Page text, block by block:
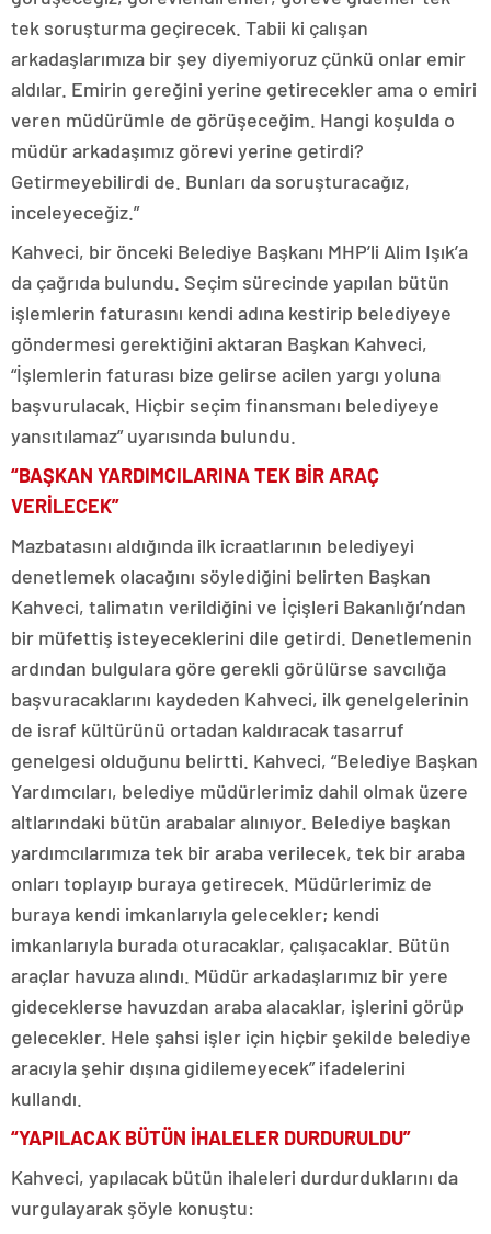
tek soruşturma geçirecek. Tabii ki çalışan
arkadaşlarımıza bir şey diyemiyoruz çünkü onlar emir
aldılar. Emirin gereğini yerine getirecekler ama o emiri
veren müdürümle de görüşeceğim. Hangi koşulda o
müdür arkadaşımız görevi yerine getirdi?
Getirmeyebilirdi de. Bunları da soruşturacağız,
inceleyeceğiz.”
Kahveci, bir önceki Belediye Başkanı MHP’li Alim Işık’a
da çağrıda bulundu. Seçim sürecinde yapılan bütün
işlemlerin faturasını kendi adına kestirip belediyeye
göndermesi gerektiğini aktaran Başkan Kahveci,
“İşlemlerin faturası bize gelirse acilen yargı yoluna
başvurulacak. Hiçbir seçim finansmanı belediyeye
yansıtılamaz” uyarısında bulundu.
“BAŞKAN YARDIMCILARINA TEK BİR ARAÇ
VERİLECEK”
Mazbatasını aldığında ilk icraatlarının belediyeyi
denetlemek olacağını söylediğini belirten Başkan
Kahveci, talimatın verildiğini ve İçişleri Bakanlığı’ndan
bir müfettiş isteyeceklerini dile getirdi. Denetlemenin
ardından bulgulara göre gerekli görülürse savcılığa
başvuracaklarını kaydeden Kahveci, ilk genelgelerinin
de israf kültürünü ortadan kaldıracak tasarruf
genelgesi olduğunu belirtti. Kahveci, “Belediye Başkan
Yardımcıları, belediye müdürlerimiz dahil olmak üzere
altlarındaki bütün arabalar alınıyor. Belediye başkan
yardımcılarımıza tek bir araba verilecek, tek bir araba
onları toplayıp buraya getirecek. Müdürlerimiz de
buraya kendi imkanlarıyla gelecekler; kendi
imkanlarıyla burada oturacaklar, çalışacaklar. Bütün
araçlar havuza alındı. Müdür arkadaşlarımız bir yere
gideceklerse havuzdan araba alacaklar, işlerini görüp
gelecekler. Hele şahsi işler için hiçbir şekilde belediye
aracıyla şehir dışına gidilemeyecek” ifadelerini
kullandı.
“YAPILACAK BÜTÜN İHALELER DURDURULDU”
Kahveci, yapılacak bütün ihaleleri durdurduklarını da
vurgulayarak şöyle konuştu: